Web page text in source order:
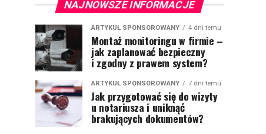
NAJNOWSZE INFORMACJE
ARTYKUŁ SPONSOROWANY 4 dni temu
Montaż monitoringu w firmie –
jak zaplanować bezpieczny
i zgodny z prawem system?
ARTYKUŁ SPONSOROWANY 7 dni temu
Jak przygotować się do wizyty
u notariusza i uniknąć
brakujących dokumentów?